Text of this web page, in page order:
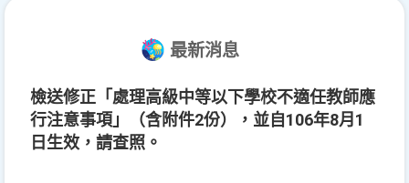
最新消息
檢送修正「處理高級中等以下學校不適任教師應
行注意事項」（含附件2份），並自106年8月1
日生效，請查照。